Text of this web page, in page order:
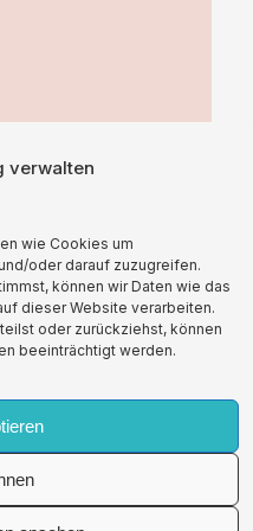
verwalten
wie Cookies um
oder darauf zuzugreifen.
können wir Daten wie das
dieser Website verarbeiten.
oder zurückziehst, können
beeinträchtigt werden.
Versandverpackungen
geleistet.
Impressum
Allgemeine